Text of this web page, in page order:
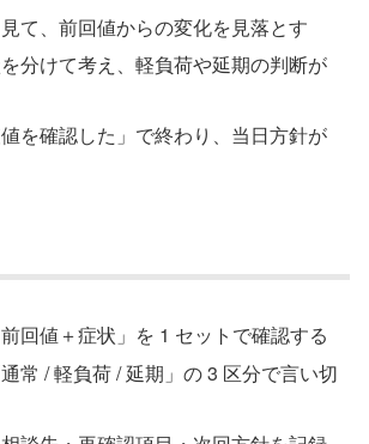
て、前回値からの変化を見落とす
分けて考え、軽負荷や延期の判断が
を確認した」で終わり、当日方針が
前回値＋症状」を 1 セットで確認する
常 / 軽負荷 / 延期」の 3 区分で言い切